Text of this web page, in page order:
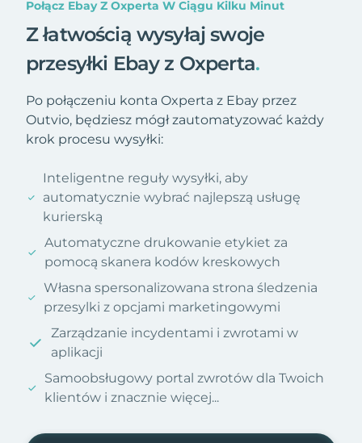
Połącz Ebay Z Oxperta W Ciągu Kilku Minut
Z łatwością wysyłaj swoje
przesyłki Ebay z Oxperta.
Po połączeniu konta Oxperta z Ebay przez
Outvio, będziesz mógł zautomatyzować każdy
krok procesu wysyłki:
Inteligentne reguły wysyłki, aby
automatycznie wybrać najlepszą usługę
kurierską
Automatyczne drukowanie etykiet za
pomocą skanera kodów kreskowych
Własna spersonalizowana strona śledzenia
przesylki z opcjami marketingowymi
Zarządzanie incydentami i zwrotami w
aplikacji
Samoobsługowy portal zwrotów dla Twoich
klientów i znacznie więcej...